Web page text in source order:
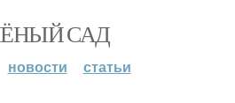
САД
новости статьи